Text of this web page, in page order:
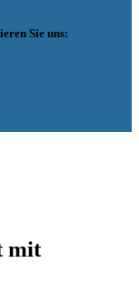
Sie uns:
mit